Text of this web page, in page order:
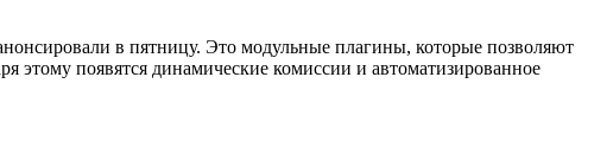
в пятницу. Это модульные плагины, которые позволяют
этому появятся динамические комиссии и автоматизированное